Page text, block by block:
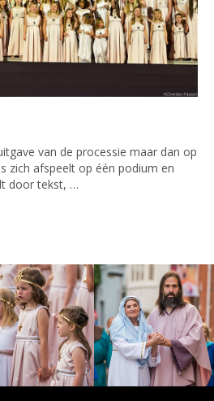
van de processie maar dan op
zich afspeelt op één podium en
door tekst, …